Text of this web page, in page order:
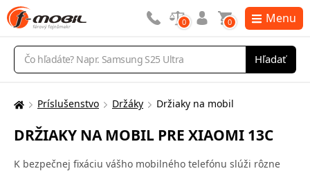
Vyhľadávanie
Hľadať
0 0 Menu
Tu
nachádzate:
Príslušenstvo Držáky Držiaky na mobil
DRŽIAKY NA MOBIL PRE XIAOMI 13C
K bezpečnej fixáciu vášho mobilného telefónu slúži rôzne